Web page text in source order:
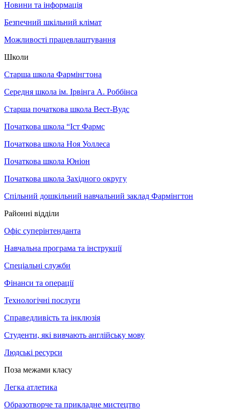
Новини та інформація
Безпечний шкільний клімат
Можливості працевлаштування
Школи
Старша школа Фармінгтона
Середня школа ім. Ірвінга А. Роббінса
Старша початкова школа Вест-Вудс
Початкова школа “Іст Фармс
Початкова школа Ноя Уоллеса
Початкова школа Юніон
Початкова школа Західного округу
Спільний дошкільний навчальний заклад Фармінгтон
Районні відділи
Офіс суперінтенданта
Навчальна програма та інструкції
Спеціальні служби
Фінанси та операції
Технологічні послуги
Справедливість та інклюзія
Студенти, які вивчають англійську мову
Людські ресурси
Поза межами класу
Легка атлетика
Образотворче та прикладне мистецтво